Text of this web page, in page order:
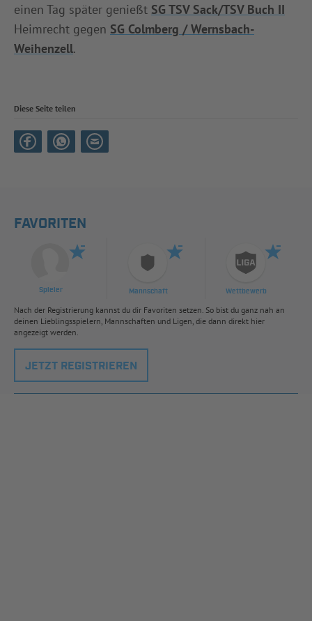
einen Tag später genießt SG TSV Sack/TSV Buch II
Heimrecht gegen SG Colmberg / Wernsbach-
Weihenzell.
Diese Seite teilen
FAVORITEN
Spieler Mannschaft Wettbewerb
Nach der Registrierung kannst du dir Favoriten setzen. So bist du ganz nah an
deinen Lieblingsspielern, Mannschaften und Ligen, die dann direkt hier
angezeigt werden.
JETZT REGISTRIEREN